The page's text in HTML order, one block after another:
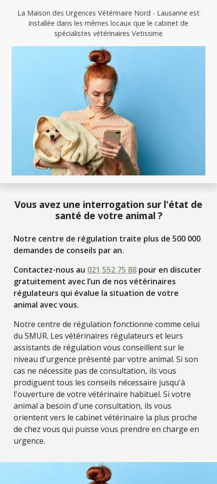
La Maison des Urgences Vétérinaire Nord - Lausanne est
installée dans les mêmes locaux que le cabinet de
spécialistes vétérinaires Vetissime
Vous avez une interrogation sur l'état de
santé de votre animal ?
Notre centre de régulation traite plus de 500 000
demandes de conseils par an.
Contactez-nous au 021 552 75 88 pour en discuter
gratuitement avec l’un de nos vétérinaires
régulateurs qui évalue la situation de votre
animal avec vous.
Notre centre de régulation fonctionne comme celui
du SMUR. Les vétérinaires régulateurs et leurs
assistants de régulation vous conseillent sur le
niveau d'urgence présenté par votre animal. Si son
cas ne nécessite pas de consultation, ils vous
prodiguent tous les conseils nécessaire jusqu'à
l'ouverture de votre vétérinaire habituel. Si votre
animal a besoin d'une consultation, ils vous
orientent vers le cabinet vétérinaire la plus proche
de chez vous qui puisse vous prendre en charge en
urgence.